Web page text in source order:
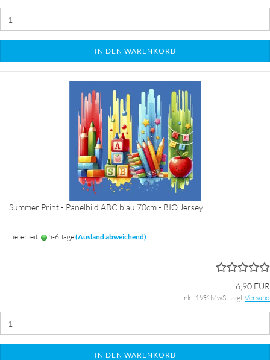
IN DEN WARENKORB
Summer Print - Panelbild ABC blau 70cm - BIO Jersey
Lieferzeit: 5-6 Tage(Ausland abweichend)
6,90 EUR
inkl. 19% MwSt. zzgl.Versand
IN DEN WARENKORB